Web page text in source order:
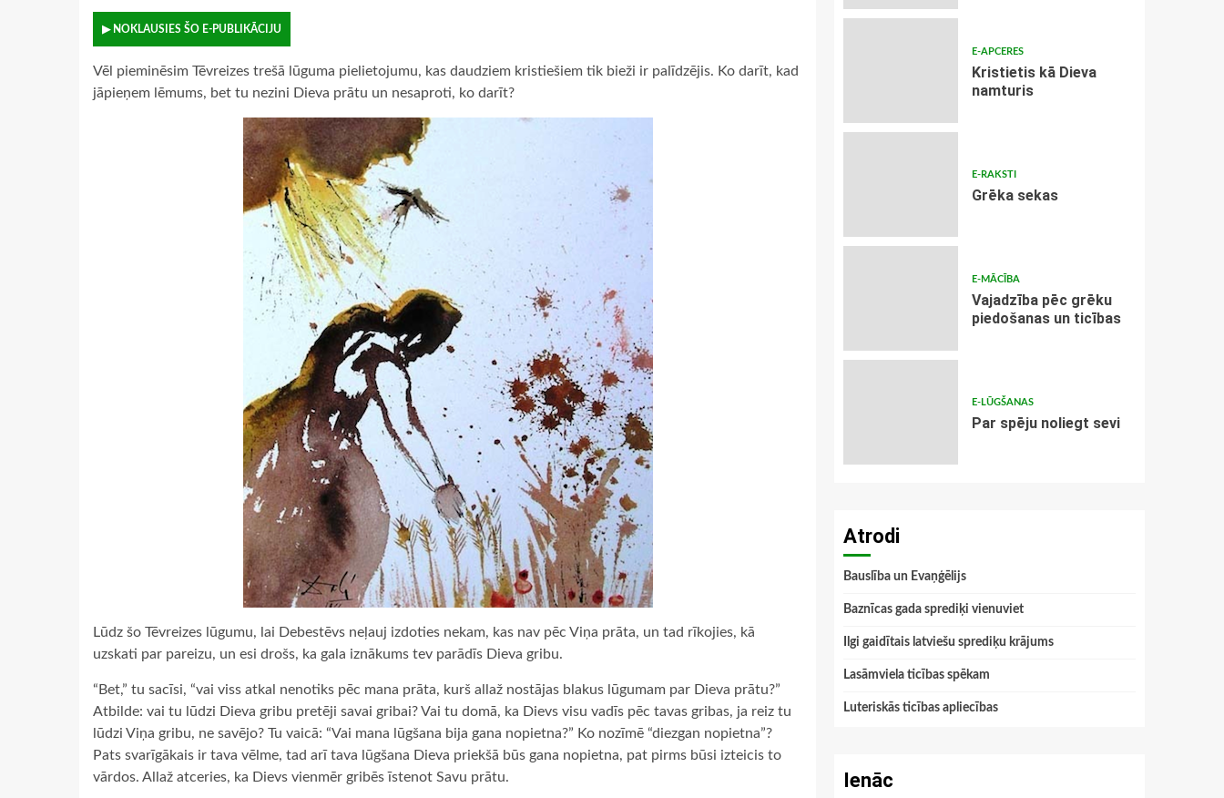
▶ NOKLAUSIES ŠO E-PUBLIKĀCIJU
Vēl pieminēsim Tēvreizes trešā lūguma pielietojumu, kas daudziem kristiešiem tik bieži ir palīdzējis. Ko darīt, kad
jāpieņem lēmums, bet tu nezini Dieva prātu un nesaproti, ko darīt?
Lūdz šo Tēvreizes lūgumu, lai Debestēvs neļauj izdoties nekam, kas nav pēc Viņa prāta, un tad rīkojies, kā
uzskati par pareizu, un esi drošs, ka gala iznākums tev parādīs Dieva gribu.
“Bet,” tu sacīsi, “vai viss atkal nenotiks pēc mana prāta, kurš allaž nostājas blakus lūgumam par Dieva prātu?”
Atbilde: vai tu lūdzi Dieva gribu pretēji savai gribai? Vai tu domā, ka Dievs visu vadīs pēc tavas gribas, ja reiz tu
lūdzi Viņa gribu, ne savējo? Tu vaicā: “Vai mana lūgšana bija gana nopietna?” Ko nozīmē “diezgan nopietna”?
Pats svarīgākais ir tava vēlme, tad arī tava lūgšana Dieva priekšā būs gana nopietna, pat pirms būsi izteicis to
vārdos. Allaž atceries, ka Dievs vienmēr gribēs īstenot Savu prātu.
E-APCERES
Kristietis kā Dieva
namturis
E-RAKSTI
Grēka sekas
E-MĀCĪBA
Vajadzība pēc grēku
piedošanas un ticības
E-LŪGŠANAS
Par spēju noliegt sevi
Atrodi
Bauslība un Evaņģēlijs
Baznīcas gada sprediķi vienuviet
Ilgi gaidītais latviešu sprediķu krājums
Lasāmviela ticības spēkam
Luteriskās ticības apliecības
Ienāc